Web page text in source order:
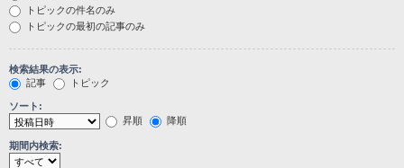
トピックの件名のみ
トピックの最初の記事のみ
検索結果の表示:
記事
トピック
ソート:
昇順
降順
期間内検索: